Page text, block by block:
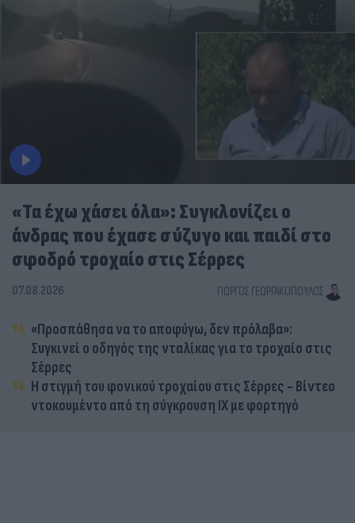
«Τα έχω χάσει όλα»: Συγκλονίζει ο
άνδρας που έχασε σύζυγο και παιδί στο
σφοδρό τροχαίο στις Σέρρες
07.08.2026 ΓΙΏΡΓΟΣ ΓΕΩΡΓΑΚΌΠΟΥΛΟΣ
«Προσπάθησα να το αποφύγω, δεν πρόλαβα»:
Συγκινεί ο οδηγός της νταλίκας για το τροχαίο στις
Σέρρες
Η στιγμή του φονικού τροχαίου στις Σέρρες - Βίντεο
ντοκουμέντο από τη σύγκρουση ΙΧ με φορτηγό